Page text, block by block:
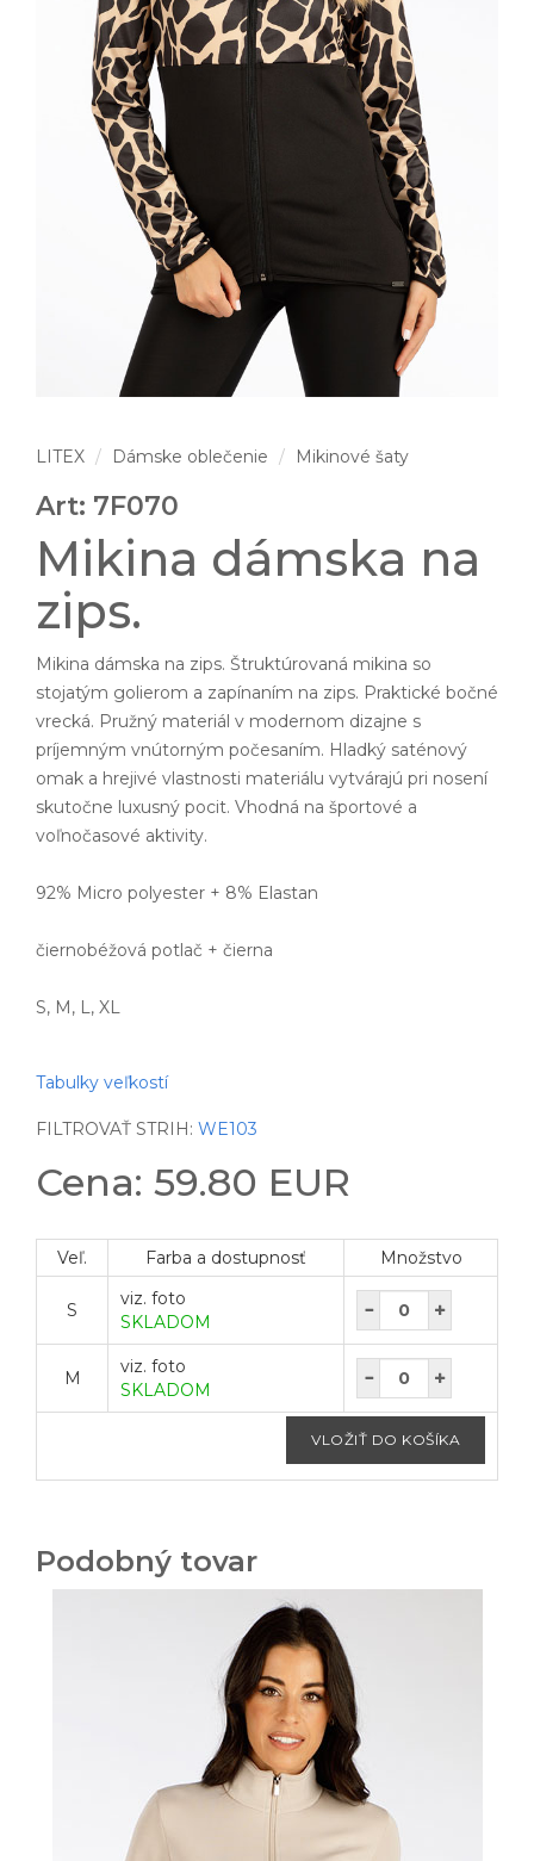
LITEX Dámske oblečenie Mikinové šaty
Art: 7F070
Mikina dámska na
zips.
Mikina dámska na zips. Štruktúrovaná mikina so
stojatým golierom a zapínaním na zips. Praktické bočné
vrecká. Pružný materiál v modernom dizajne s
príjemným vnútorným počesaním. Hladký saténový
omak a hrejivé vlastnosti materiálu vytvárajú pri nosení
skutočne luxusný pocit. Vhodná na športové a
voľnočasové aktivity.
92% Micro polyester + 8% Elastan
čiernobéžová potlač + čierna
S, M, L, XL
Tabulky veľkostí
FILTROVAŤ STRIH: WE103
Cena: 59.80 EUR
Veľ. Farba a dostupnosť Množstvo
S
viz. foto
SKLADOM
M
viz. foto
SKLADOM
Podobný tovar